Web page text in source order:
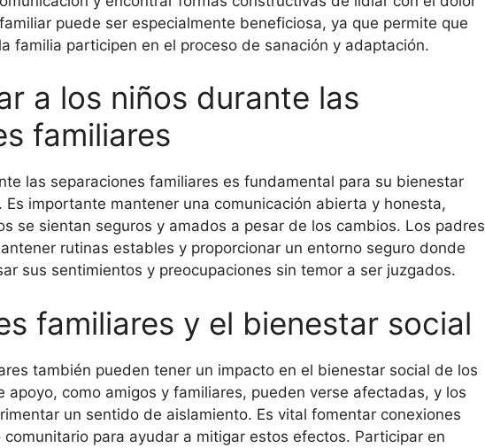
puede ser especialmente beneficiosa, ya que permite que
familia participen en el proceso de sanación y adaptación.
a los niños durante las
familiares
las separaciones familiares es fundamental para su bienestar
Es importante mantener una comunicación abierta y honesta,
se sientan seguros y amados a pesar de los cambios. Los padres
rutinas estables y proporcionar un entorno seguro donde
sus sentimientos y preocupaciones sin temor a ser juzgados.
familiares y el bienestar social
también pueden tener un impacto en el bienestar social de los
apoyo, como amigos y familiares, pueden verse afectadas, y los
un sentido de aislamiento. Es vital fomentar conexiones
para ayudar a mitigar estos efectos. Participar en